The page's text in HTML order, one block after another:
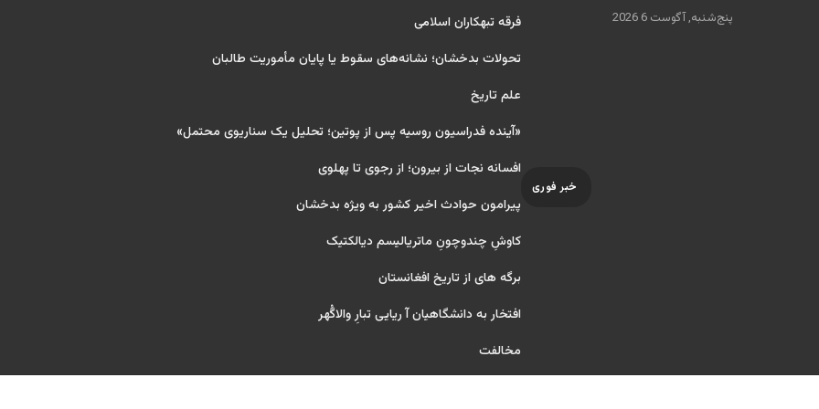
پنج‌شنبه, آگوست 6 2026
خبر فوری
فرقه تبهکاران اسلامی
تحولات بدخشان؛ نشانه‌های سقوط یا پایان مأموریت طالبان
علم تاریخ
«آینده فدراسیون روسیه پس از پوتین؛ تحلیل یک سناریوی محتمل»
افسانه نجات از بیرون؛ از رجوی تا پهلوی
پیرامون حوادث اخیر کشور به ویژه بدخشان
کاوشِ چندو‌چونِ ماتریالیسم دیالکتیک
برگه های از تاریخ افغانستان
افتخار به دانشگاهیان آ ریایی تبارِ والاگُهر
مخالفت